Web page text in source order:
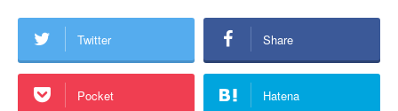
Twitter Share
Pocket Hatena